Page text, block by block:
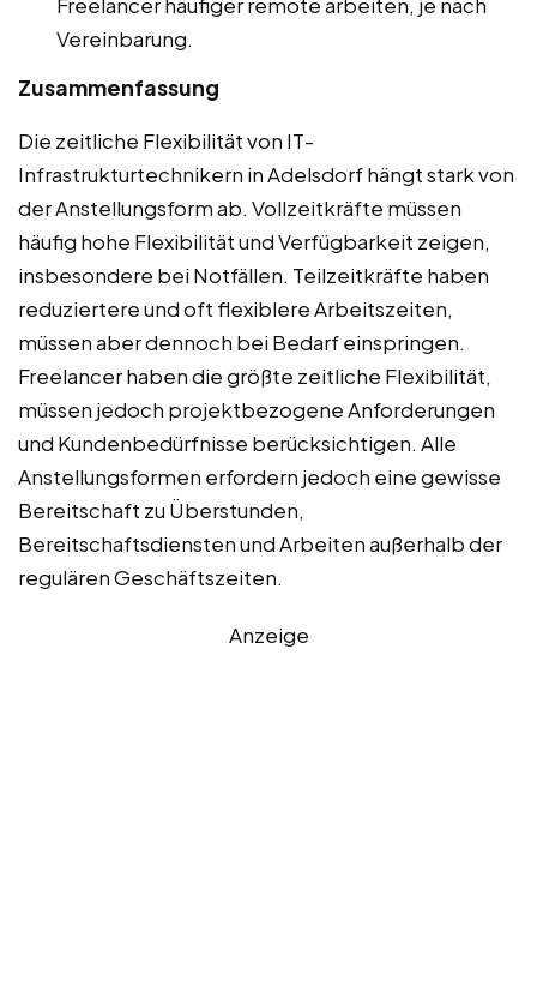
Vereinbarung.
Zusammenfassung
Die zeitliche Flexibilität von IT-
Infrastrukturtechnikern in Adelsdorf hängt stark von
der Anstellungsform ab. Vollzeitkräfte müssen
häufig hohe Flexibilität und Verfügbarkeit zeigen,
insbesondere bei Notfällen. Teilzeitkräfte haben
reduziertere und oft flexiblere Arbeitszeiten,
müssen aber dennoch bei Bedarf einspringen.
Freelancer haben die größte zeitliche Flexibilität,
müssen jedoch projektbezogene Anforderungen
und Kundenbedürfnisse berücksichtigen. Alle
Anstellungsformen erfordern jedoch eine gewisse
Bereitschaft zu Überstunden,
Bereitschaftsdiensten und Arbeiten außerhalb der
regulären Geschäftszeiten.
Anzeige